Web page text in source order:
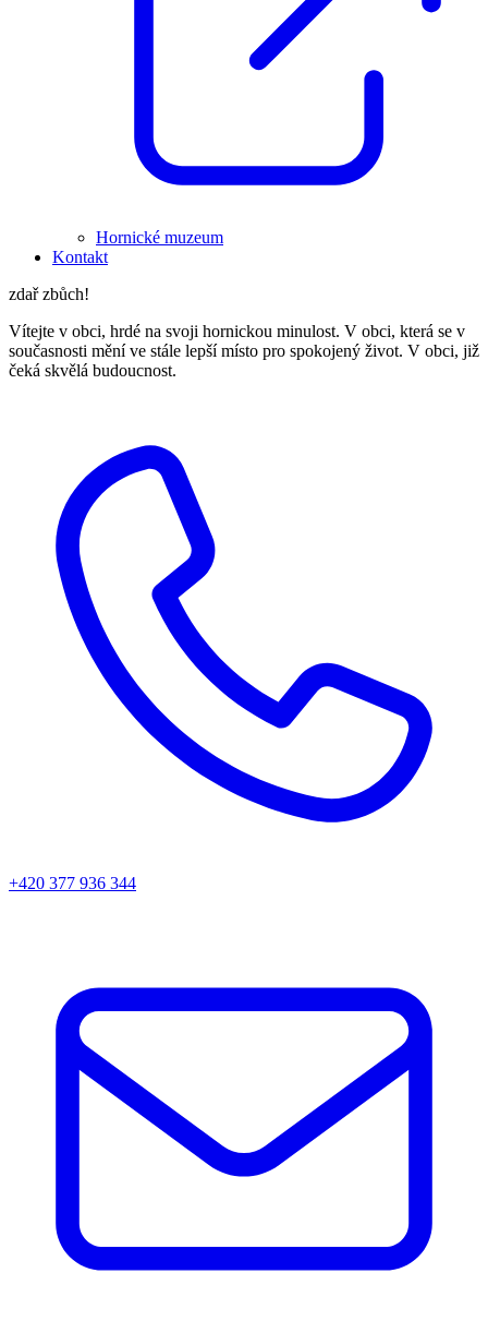
Hornické muzeum
Kontakt
zdař zbůch!
Vítejte v obci, hrdé na svoji hornickou minulost. V obci, která se v
současnosti mění ve stále lepší místo pro spokojený život. V obci, již
čeká skvělá budoucnost.
+420 377 936 344